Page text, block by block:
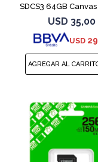
SDCS3 64GB
Plus
USD 35,00
USD